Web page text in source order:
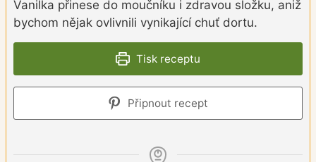
Vanilka přinese do moučníku i zdravou složku, aniž
bychom nějak ovlivnili vynikající chuť dortu.
Tisk receptu
Připnout recept